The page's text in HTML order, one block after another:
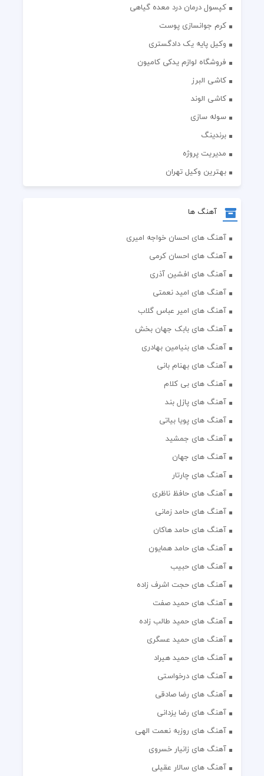
کپسول درمان درد معده گیاهی
کرم جوانسازی پوست
وکیل پایه یک دادگستری
فروشگاه لوازم یدکی کامیون
کاشی البرز
کاشی الوند
سوله سازی
برندینگ
مدیریت پروژه
بهترین وکیل تهران
آهنگ ها
آهنگ های احسان خواجه امیری
آهنگ های احسان کرمی
آهنگ های افشین آذری
آهنگ های امید نعمتی
آهنگ های امیر عباس گلاب
آهنگ های بابک جهان بخش
آهنگ های بنیامین بهادری
آهنگ های بهنام بانی
آهنگ های بی کلام
آهنگ های پازل بند
آهنگ های پویا بیاتی
آهنگ های جمشید
آهنگ های جهان
آهنگ های چارتار
آهنگ های حافظ ناظری
آهنگ های حامد زمانی
آهنگ های حامد هاکان
آهنگ های حامد همایون
آهنگ های حبیب
آهنگ های حجت اشرف زاده
آهنگ های حمید صفت
آهنگ های حمید طالب زاده
آهنگ های حمید عسگری
آهنگ های حمید هیراد
آهنگ های درخواستی
آهنگ های رضا صادقی
آهنگ های رضا یزدانی
آهنگ های روزبه نعمت الهی
آهنگ های زانیار خسروی
آهنگ های سالار عقیلی